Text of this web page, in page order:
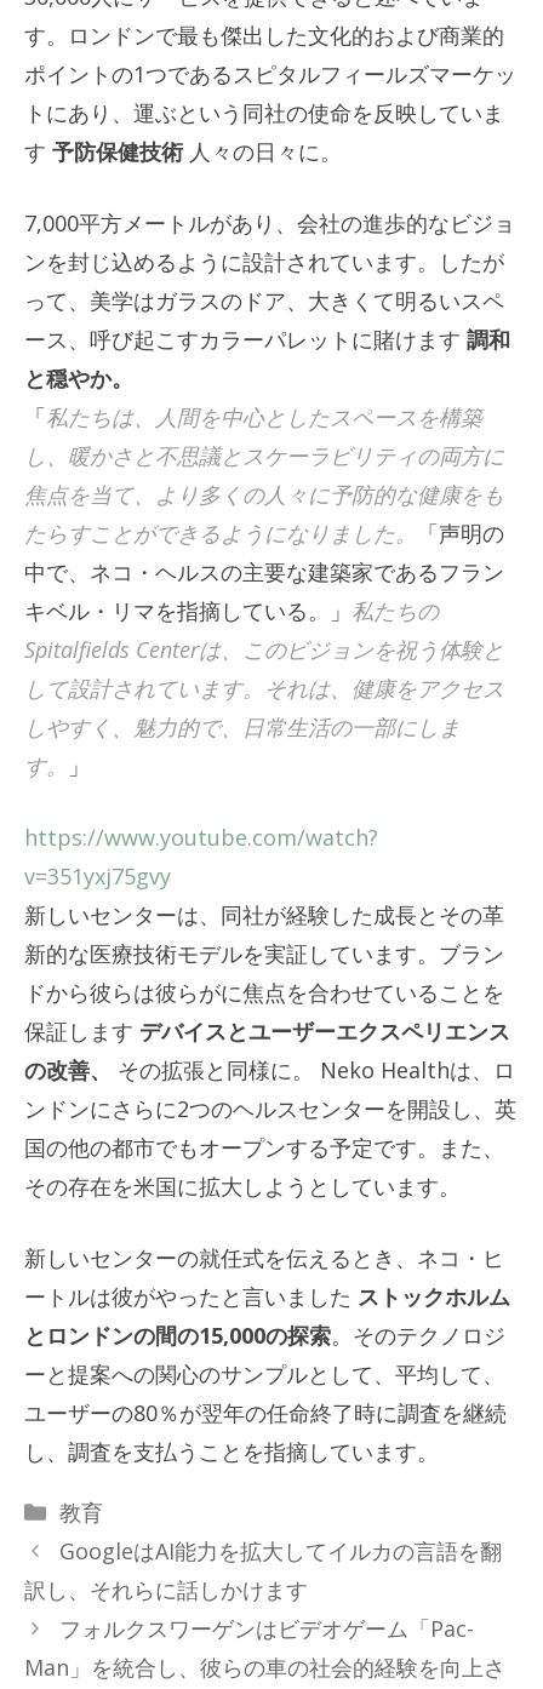
す。ロンドンで最も傑出した文化的および商業的
ポイントの1つであるスピタルフィールズマーケッ
トにあり、運ぶという同社の使命を反映していま
す 予防保健技術 人々の日々に。
7,000平方メートルがあり、会社の進歩的なビジョ
ンを封じ込めるように設計されています。したが
って、美学はガラスのドア、大きくて明るいスペ
ース、呼び起こすカラーパレットに賭けます 調和
と穏やか。
「私たちは、人間を中心としたスペースを構築
し、暖かさと不思議とスケーラビリティの両方に
焦点を当て、より多くの人々に予防的な健康をも
たらすことができるようになりました。
「声明の
中で、ネコ・ヘルスの主要な建築家であるフラン
キベル・リマを指摘している。」 私たちの
Spitalfields Centerは、このビジョンを祝う体験と
して設計されています。それは、健康をアクセス
しやすく、魅力的で、日常生活の一部にしま
す。
」
https://www.youtube.com/watch?
v=351yxj75gvy
新しいセンターは、同社が経験した成長とその革
新的な医療技術モデルを実証しています。ブラン
ドから彼らは彼らがに焦点を合わせていることを
保証します デバイスとユーザーエクスペリエンス
の改善、
その拡張と同様に。 Neko Healthは、ロ
ンドンにさらに2つのヘルスセンターを開設し、英
国の他の都市でもオープンする予定です。また、
その存在を米国に拡大しようとしています。
新しいセンターの就任式を伝えるとき、ネコ・ヒ
ートルは彼がやったと言いました ストックホルム
とロンドンの間の15,000の探索。そのテクノロジ
ーと提案への関心のサンプルとして、平均して、
ユーザーの80％が翌年の任命終了時に調査を継続
し、調査を支払うことを指摘しています。
カ
テ
リ
ー
教育
GoogleはAI能力を拡大してイルカの言語を翻
訳し、それらに話しかけます
フォルクスワーゲンはビデオゲーム「Pac-
Man」を統合し、彼らの車の社会的経験を向上さ